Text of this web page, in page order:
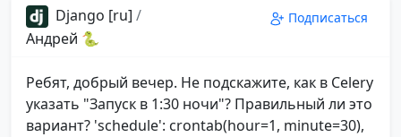
Django [ru] /
Андрей 🐍
Подписаться
Ребят, добрый вечер. Не подскажите, как в Celery
указать "Запуск в 1:30 ночи"? Правильный ли это
вариант? 'schedule': crontab(hour=1, minute=30),